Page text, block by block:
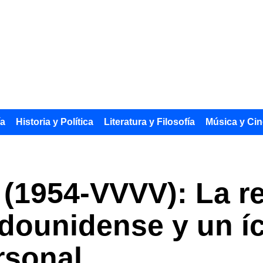
Historia y Política Literatura y Filosofía Música y
VVVV): La
y un